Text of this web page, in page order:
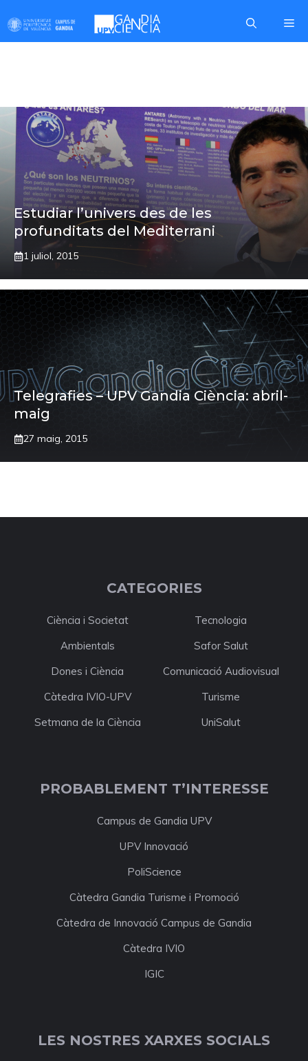
to
content
Estudiar l’univers des de les
profunditats del Mediterrani
1 juliol, 2015
Telegrafies – UPV Gandia Ciència: abril-
maig
27 maig, 2015
CATEGORIES
Ciència i Societat
Tecnologia
Ambientals
Safor Salut
Dones i Ciència
Comunicació Audiovisual
Càtedra IVIO-UPV
Turisme
Setmana de la Ciència
UniSalut
PROBABLEMENT T’INTERESSE
Campus de Gandia UPV
UPV Innovació
PoliScience
Càtedra Gandia Turisme i Promoció
Càtedra de Innovació Campus de Gandia
Càtedra IVIO
IGIC
LES NOSTRES XARXES SOCIALS